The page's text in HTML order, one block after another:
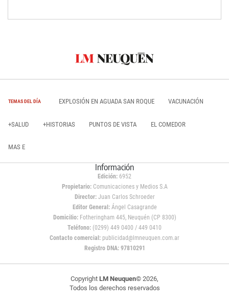
TEMAS DEL DÍA EXPLOSIÓN EN AGUADA SAN ROQUE VACUNACIÓN
+SALUD +HISTORIAS PUNTOS DE VISTA EL COMEDOR
MAS E
Información
Edición: 6952
Propietario:Comunicaciones y Medios S.A
Director: Juan Carlos Schroeder
Editor General:Ángel Casagrande
Domicilio:Fotheringham 445, Neuquén (CP 8300)
Teléfono: (0299) 449 0400 / 449 0410
Contacto comercial: publicidad@lmneuquen.com.ar
Registro DNA: 97810291
Copyright LM Neuquen© 2026,
Todos los derechos reservados